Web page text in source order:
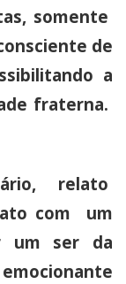
somente
de
a
fraterna.
relato
com um
um ser da